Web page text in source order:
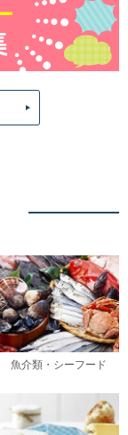
魚介類・シーフード